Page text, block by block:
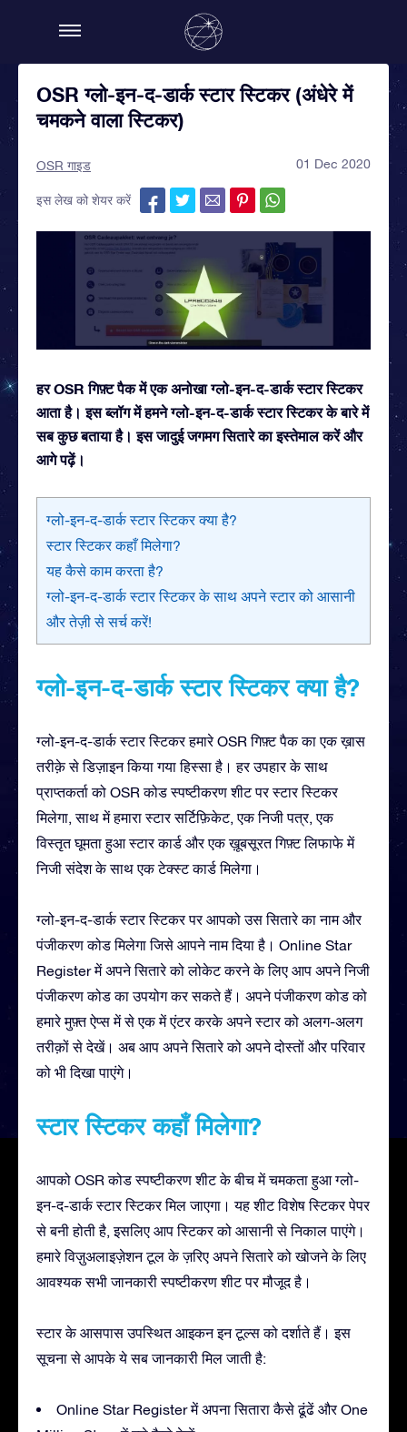
OSR ग्लो-इन-द-डार्क स्टार स्टिकर (अंधेरे में
चमकने वाला स्टिकर)
OSR गाइड 01 Dec 2020
इस लेख को शेयर करें
हर OSR गिफ़्ट पैक में एक अनोखा ग्लो-इन-द-डार्क स्टार स्टिकर
आता है। इस ब्लॉग में हमने ग्लो-इन-द-डार्क स्टार स्टिकर के बारे में
सब कुछ बताया है। इस जादुई जगमग सितारे का इस्तेमाल करें और
आगे पढ़ें।
ग्लो-इन-द-डार्क स्टार स्टिकर क्या है?
स्टार स्टिकर कहाँ मिलेगा?
यह कैसे काम करता है?
ग्लो-इन-द-डार्क स्टार स्टिकर के साथ अपने स्टार को आसानी
और तेज़ी से सर्च करें!
ग्लो-इन-द-डार्क स्टार स्टिकर क्या है?
ग्लो-इन-द-डार्क स्टार स्टिकर हमारे OSR गिफ़्ट पैक का एक ख़ास
तरीक़े से डिज़ाइन किया गया हिस्सा है। हर उपहार के साथ
प्राप्तकर्ता को OSR कोड स्पष्टीकरण शीट पर स्टार स्टिकर
मिलेगा, साथ में हमारा स्टार सर्टिफ़िकेट, एक निजी पत्र, एक
विस्तृत घूमता हुआ स्टार कार्ड और एक ख़ूबसूरत गिफ़्ट लिफाफे में
निजी संदेश के साथ एक टेक्स्ट कार्ड मिलेगा।
ग्लो-इन-द-डार्क स्टार स्टिकर पर आपको उस सितारे का नाम और
पंजीकरण कोड मिलेगा जिसे आपने नाम दिया है। Online Star
Register में अपने सितारे को लोकेट करने के लिए आप अपने निजी
पंजीकरण कोड का उपयोग कर सकते हैं। अपने पंजीकरण कोड को
हमारे मुफ़्त ऐप्स में से एक में एंटर करके अपने स्टार को अलग-अलग
तरीक़ों से देखें। अब आप अपने सितारे को अपने दोस्तों और परिवार
को भी दिखा पाएंगे।
स्टार स्टिकर कहाँ मिलेगा?
आपको OSR कोड स्पष्टीकरण शीट के बीच में चमकता हुआ ग्लो-
इन-द-डार्क स्टार स्टिकर मिल जाएगा। यह शीट विशेष स्टिकर पेपर
से बनी होती है, इसलिए आप स्टिकर को आसानी से निकाल पाएंगे।
हमारे विज़ुअलाइज़ेशन टूल के ज़रिए अपने सितारे को खोजने के लिए
आवश्यक सभी जानकारी स्पष्टीकरण शीट पर मौजूद है।
स्टार के आसपास उपस्थित आइकन इन टूल्स को दर्शाते हैं। इस
सूचना से आपके ये सब जानकारी मिल जाती है:
Online Star Register में अपना सितारा कैसे ढूंढें और One